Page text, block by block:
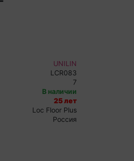
UNILIN
LCR083
7
В наличии
25 лет
Loc Floor Plus
Россия